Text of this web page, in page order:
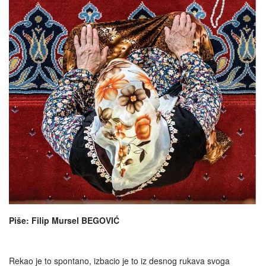
Piše: Filip Mursel BEGOVIĆ
Rekao je to spontano, izbacio je to iz desnog rukava svoga